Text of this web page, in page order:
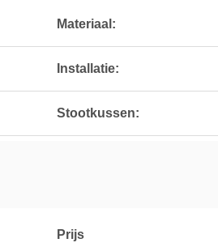
Materiaal:
Installatie:
Stootkussen:
Prijs